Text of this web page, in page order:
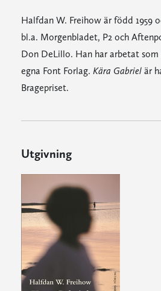
Halfdan W. Freihow är född 1959
bl.a. Morgenbladet, P2 och
Don DeLillo. Han har arbetat
egna Font Forlag. Kära Gabrielär
Bragepriset.
Utgivning